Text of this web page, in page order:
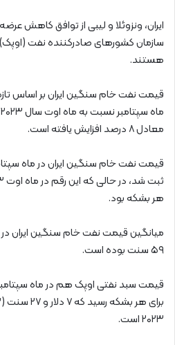
ایران، ونزوئلا و لیبی از توافق کاهش
سازمان کشورهای صادرکننده نفت
هستند.
قیمت نفت خام سنگین ایران بر اساس
معادل ۸ درصد افزایش یافته است.
هر بشکه بود.
۵۹ سنت بوده است.
۲۰۲۳ است.